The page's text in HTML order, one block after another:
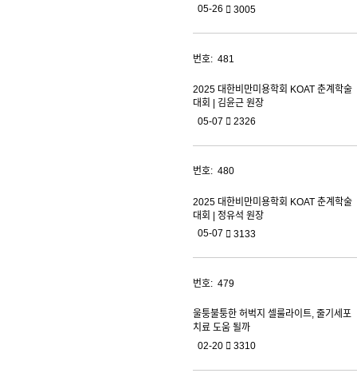
05-26
3005
481
2025 대한비만미용학회 KOAT 춘계학술
대회 | 김윤근 원장
05-07
2326
480
2025 대한비만미용학회 KOAT 춘계학술
대회 | 정유석 원장
05-07
3133
479
울퉁불퉁한 허벅지 셀룰라이트, 줄기세포
치료 도움 될까
02-20
3310